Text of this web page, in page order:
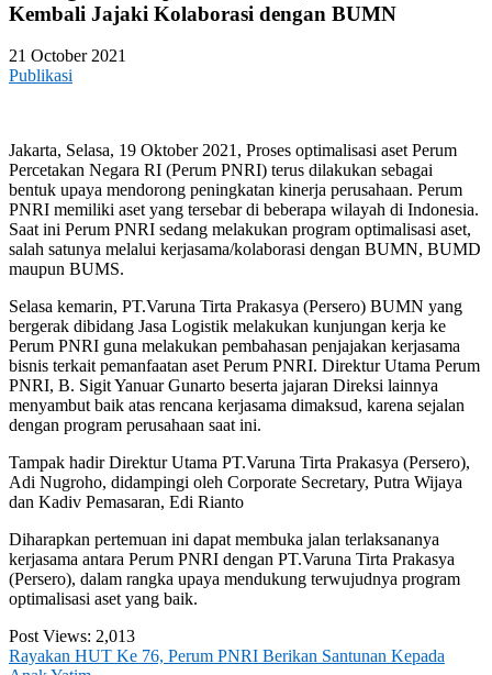
Kembali Jajaki Kolaborasi dengan BUMN
21 October 2021
Publikasi
Jakarta, Selasa, 19 Oktober 2021, Proses optimalisasi aset Perum
Percetakan Negara RI (Perum PNRI) terus dilakukan sebagai
bentuk upaya mendorong peningkatan kinerja perusahaan. Perum
PNRI memiliki aset yang tersebar di beberapa wilayah di Indonesia.
Saat ini Perum PNRI sedang melakukan program optimalisasi aset,
salah satunya melalui kerjasama/kolaborasi dengan BUMN, BUMD
maupun BUMS.
Selasa kemarin, PT.Varuna Tirta Prakasya (Persero) BUMN yang
bergerak dibidang Jasa Logistik melakukan kunjungan kerja ke
Perum PNRI guna melakukan pembahasan penjajakan kerjasama
bisnis terkait pemanfaatan aset Perum PNRI. Direktur Utama Perum
PNRI, B. Sigit Yanuar Gunarto beserta jajaran Direksi lainnya
menyambut baik atas rencana kerjasama dimaksud, karena sejalan
dengan program perusahaan saat ini.
Tampak hadir Direktur Utama PT.Varuna Tirta Prakasya (Persero),
Adi Nugroho, didampingi oleh Corporate Secretary, Putra Wijaya
dan Kadiv Pemasaran, Edi Rianto
Diharapkan pertemuan ini dapat membuka jalan terlaksananya
kerjasama antara Perum PNRI dengan PT.Varuna Tirta Prakasya
(Persero), dalam rangka upaya mendukung terwujudnya program
optimalisasi aset yang baik.
Post Views: 2,013
Post
Rayakan HUT Ke 76, Perum PNRI Berikan Santunan Kepada